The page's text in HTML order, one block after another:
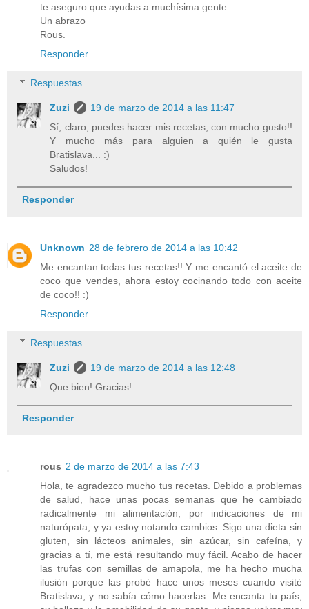
te aseguro que ayudas a muchísima gente.
Un abrazo
Rous.
Responder
Respuestas
Zuzi
19 de marzo de 2014 a las 11:47
Sí, claro, puedes hacer mis recetas, con mucho gusto!!
Y mucho más para alguien a quién le gusta
Bratislava... :)
Saludos!
Responder
Unknown 28 de febrero de 2014 a las 10:42
Me encantan todas tus recetas!! Y me encantó el aceite de
coco que vendes, ahora estoy cocinando todo con aceite
de coco!! :)
Responder
Respuestas
Zuzi
19 de marzo de 2014 a las 12:48
Que bien! Gracias!
Responder
rous 2 de marzo de 2014 a las 7:43
Hola, te agradezco mucho tus recetas. Debido a problemas
de salud, hace unas pocas semanas que he cambiado
radicalmente mi alimentación, por indicaciones de mi
naturópata, y ya estoy notando cambios. Sigo una dieta sin
gluten, sin lácteos animales, sin azúcar, sin cafeína, y
gracias a tí, me está resultando muy fácil. Acabo de hacer
las trufas con semillas de amapola, me ha hecho mucha
ilusión porque las probé hace unos meses cuando visité
Bratislava, y no sabía cómo hacerlas. Me encanta tu país,